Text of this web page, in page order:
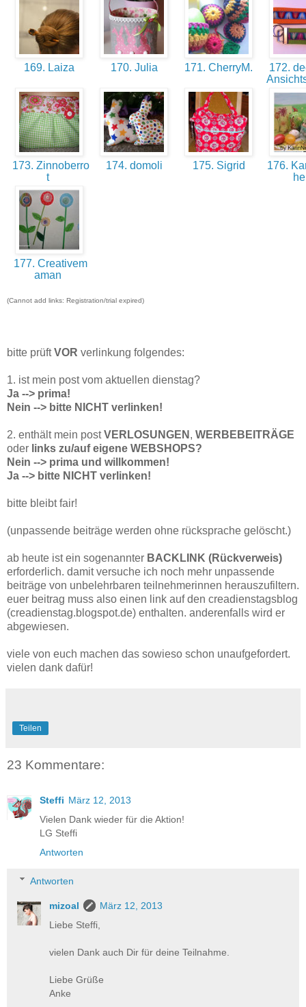
169. Laiza 170. Julia 171. CherryM.
172.
173. Zinnoberro
t
174. domoli 175. Sigrid
176.
177. Creativem
aman
(Cannot add links: Registration/trial expired)
bitte prüftVOR verlinkung folgendes:
1. ist mein post vom aktuellen dienstag?
Ja --> prima!
Nein --> bitte NICHT verlinken!
2. enthält mein postVERLOSUNGEN , WERBEBEITRÄGE
oder links zu/auf eigene WEBSHOPS?
Nein --> prima und willkommen!
Ja --> bitte NICHT verlinken!
bitte bleibt fair!
(unpassende beiträge werden ohne rücksprache gelöscht.)
ab heute ist ein sogenannter BACKLINK (Rückverweis)
erforderlich. damit versuche ich noch mehr unpassende
beiträge von unbelehrbaren teilnehmerinnen herauszufiltern.
euer beitrag muss also einen link auf den creadienstagsblog
(creadienstag.blogspot.de) enthalten. anderenfalls wird er
abgewiesen.
viele von euch machen das sowieso schon unaufgefordert.
vielen dank dafür!
Teilen
23 Kommentare:
Steffi März 12, 2013
Vielen Dank wieder für die Aktion!
LG Steffi
Antworten
Antworten
mizoal
März 12, 2013
Liebe Steffi,
vielen Dank auch Dir für deine Teilnahme.
Liebe Grüße
Anke